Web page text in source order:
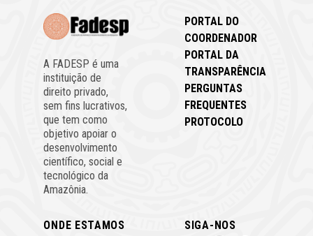
A FADESP é uma
instituição de
direito privado,
sem fins lucrativos,
que tem como
objetivo apoiar o
desenvolvimento
científico, social e
tecnológico da
Amazônia.
PORTAL DO
COORDENADOR
PORTAL DA
TRANSPARÊNCIA
PERGUNTAS
FREQUENTES
PROTOCOLO
ONDE ESTAMOS SIGA-NOS